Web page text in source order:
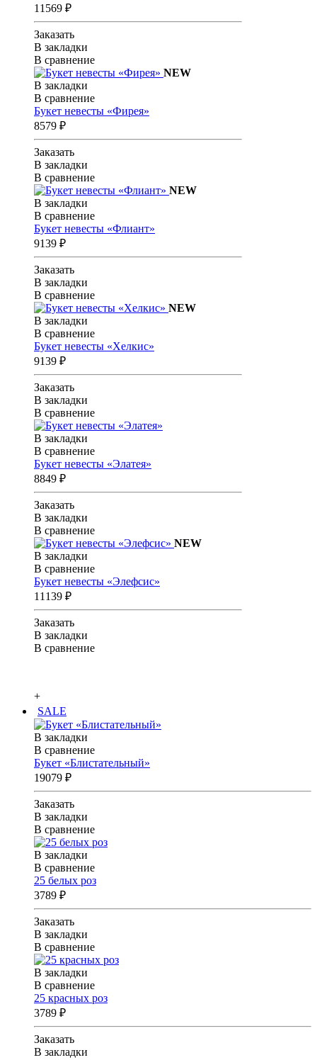
11569 ₽
Заказать
В закладки
В сравнение
NEW
В закладки
В сравнение
Букет невесты «Фирея»
8579 ₽
Заказать
В закладки
В сравнение
NEW
В закладки
В сравнение
Букет невесты «Флиант»
9139 ₽
Заказать
В закладки
В сравнение
NEW
В закладки
В сравнение
Букет невесты «Хелкис»
9139 ₽
Заказать
В закладки
В сравнение
В закладки
В сравнение
Букет невесты «Элатея»
8849 ₽
Заказать
В закладки
В сравнение
NEW
В закладки
В сравнение
Букет невесты «Элефсис»
11139 ₽
Заказать
В закладки
В сравнение
+
SALE
В закладки
В сравнение
Букет «Блистательный»
19079 ₽
Заказать
В закладки
В сравнение
В закладки
В сравнение
25 белых роз
3789 ₽
Заказать
В закладки
В сравнение
В закладки
В сравнение
25 красных роз
3789 ₽
Заказать
В закладки